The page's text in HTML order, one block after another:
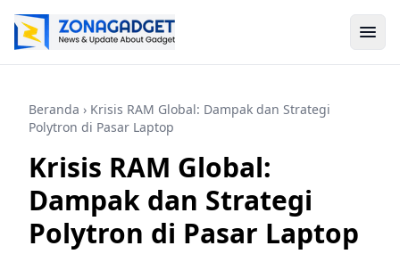
Beranda › Krisis RAM Global: Dampak dan Strategi
Polytron di Pasar Laptop
Krisis RAM Global:
Dampak dan Strategi
Polytron di Pasar Laptop